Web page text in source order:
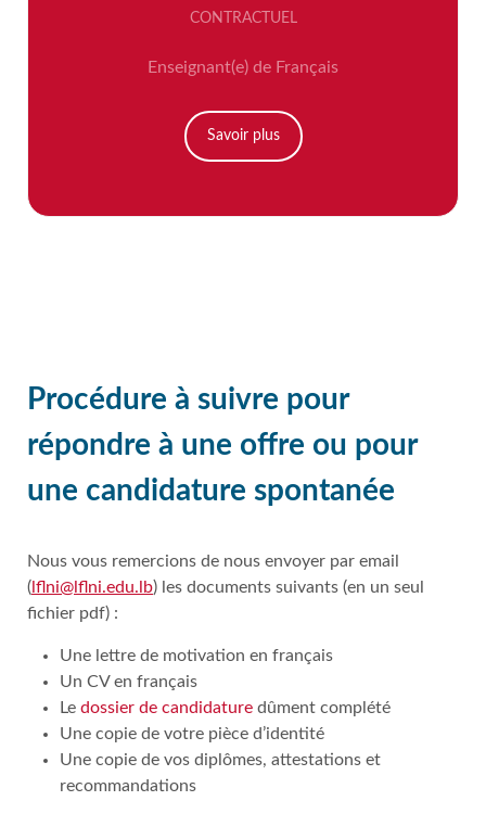
CONTRACTUEL
Enseignant(e) de Français
Savoir plus
Procédure à suivre pour
répondre à une offre ou pour
une candidature spontanée
Nous vous remercions de nous envoyer par email
( lflni@lflni.edu.lb) les documents suivants (en un seul
fichier pdf) :
Une lettre de motivation en français
Un CV en français
Le dossier de candidature dûment complété
Une copie de votre pièce d’identité
Une copie de vos diplômes, attestations et
recommandations